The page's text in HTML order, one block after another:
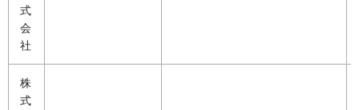
式
会
社
株
式